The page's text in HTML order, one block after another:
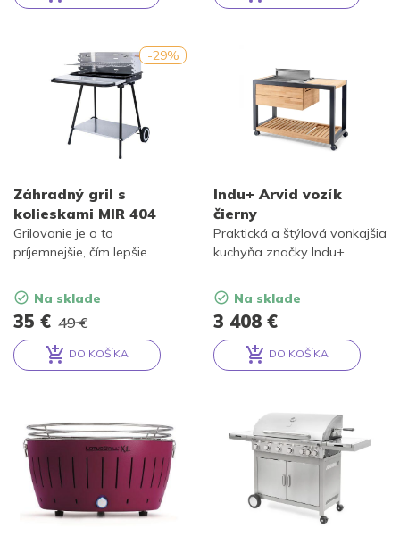
-29%
Záhradný gril s
kolieskami MIR 404
49€
Pôvodná
cena
bola:
35 €
Aktuálna
cena
je:
Grilovanie je o to
príjemnejšie, čím lepšie
gril na kolesách
ideálny pre každého, vďaka
jehomobilite a
nenáročnostimôže byť
vašim spoločníkom aj na
Na sklade
DO KOŠÍKA
Indu+ Arvid vozík
čierny
3 408 €
Praktická a štýlová vonkajšia
kuchyňa značky Indu+.
Na sklade
DO KOŠÍKA